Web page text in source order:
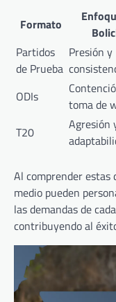
Formato
Partidos
de Prueba
Presión y
ODIs
toma de
T20
Agresión
Al comprender estas
medio pueden
las demandas de
contribuyendo al